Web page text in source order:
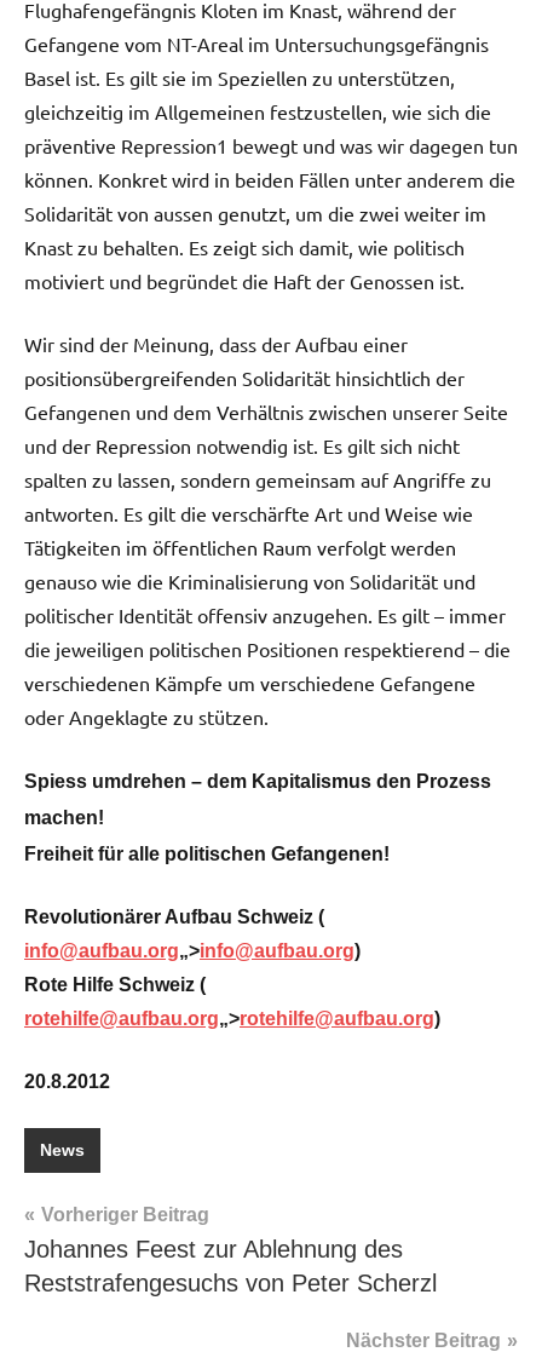
Flughafengefängnis Kloten im Knast, während der
Gefangene vom NT-Areal im Untersuchungsgefängnis
Basel ist. Es gilt sie im Speziellen zu unterstützen,
gleichzeitig im Allgemeinen festzustellen, wie sich die
präventive Repression1 bewegt und was wir dagegen tun
können. Konkret wird in beiden Fällen unter anderem die
Solidarität von aussen genutzt, um die zwei weiter im
Knast zu behalten. Es zeigt sich damit, wie politisch
motiviert und begründet die Haft der Genossen ist.
Wir sind der Meinung, dass der Aufbau einer
positionsübergreifenden Solidarität hinsichtlich der
Gefangenen und dem Verhältnis zwischen unserer Seite
und der Repression notwendig ist. Es gilt sich nicht
spalten zu lassen, sondern gemeinsam auf Angriffe zu
antworten. Es gilt die verschärfte Art und Weise wie
Tätigkeiten im öffentlichen Raum verfolgt werden
genauso wie die Kriminalisierung von Solidarität und
politischer Identität offensiv anzugehen. Es gilt – immer
die jeweiligen politischen Positionen respektierend – die
verschiedenen Kämpfe um verschiedene Gefangene
oder Angeklagte zu stützen.
Spiess umdrehen – dem Kapitalismus den Prozess
machen!
Freiheit für alle politischen Gefangenen!
Revolutionärer Aufbau Schweiz (
info@aufbau.org„>info@aufbau.org)
Rote Hilfe Schweiz (
rotehilfe@aufbau.org„>rotehilfe@aufbau.org)
20.8.2012
News
Beitragsnavigation
Vorheriger Beitrag
Johannes Feest zur Ablehnung des
Reststrafengesuchs von Peter Scherzl
Nächster Beitrag